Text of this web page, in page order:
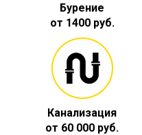
Бурение
от 1400 руб.
Канализация
от 60 000 руб.